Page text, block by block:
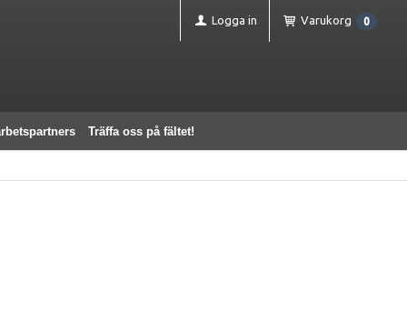
Logga in Varukorg 0
Träffa oss på fältet!